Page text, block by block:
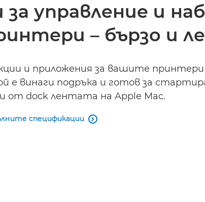
управление и
– бързо и
и приложения за вашите принтери
е винаги подръка и готов за
от dock лентата на Apple Mac.
спецификации 